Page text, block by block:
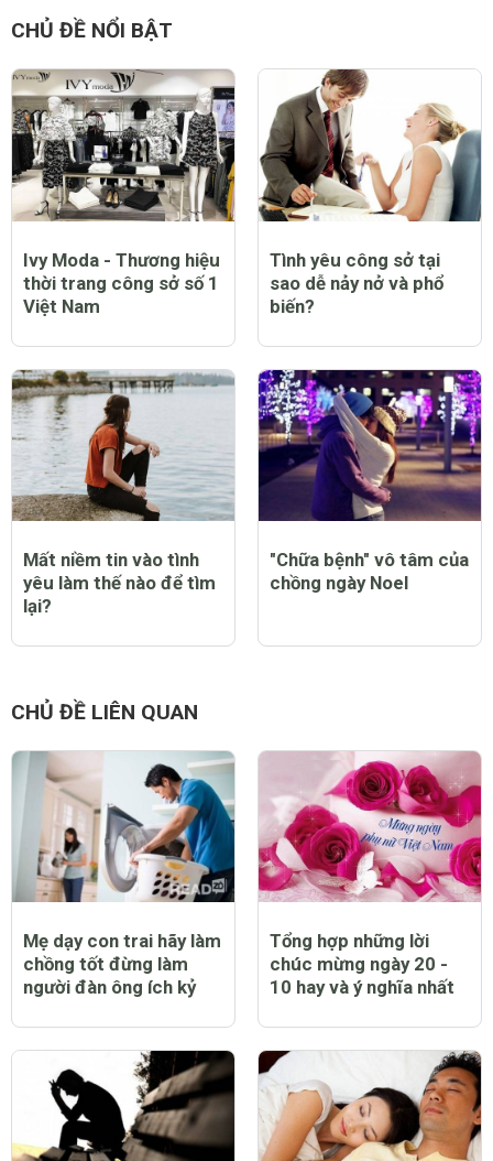
CHỦ ĐỀ NỔI BẬT
Ivy Moda - Thương hiệu
thời trang công sở số 1
Việt Nam
Tình yêu công sở tại
sao dễ nảy nở và phổ
biến?
Mất niềm tin vào tình
yêu làm thế nào để tìm
lại?
"Chữa bệnh" vô tâm của
chồng ngày Noel
CHỦ ĐỀ LIÊN QUAN
Mẹ dạy con trai hãy làm
chồng tốt đừng làm
người đàn ông ích kỷ
Tổng hợp những lời
chúc mừng ngày 20 -
10 hay và ý nghĩa nhất